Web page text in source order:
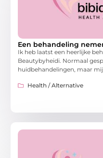
Een behandeling
Ik heb laatst een heerlijke
Beautybyheidi. Normaal
huidbehandelingen, maar
Health / Alternative